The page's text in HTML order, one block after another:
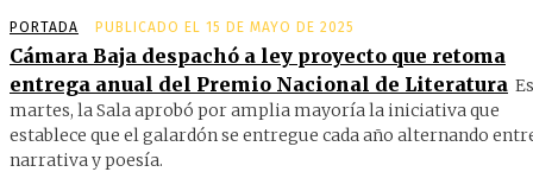
PORTADA PUBLICADO EL 15 DE MAYO DE 2025
Cámara Baja despachó a ley proyecto que retoma
entrega anual del Premio Nacional de Literatura
martes, la Sala aprobó por amplia mayoría la iniciativa que
establece que el galardón se entregue cada año alternando
narrativa y poesía.